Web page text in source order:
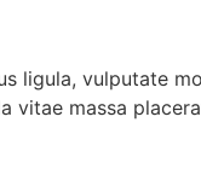
ligula, vulputate
vitae massa